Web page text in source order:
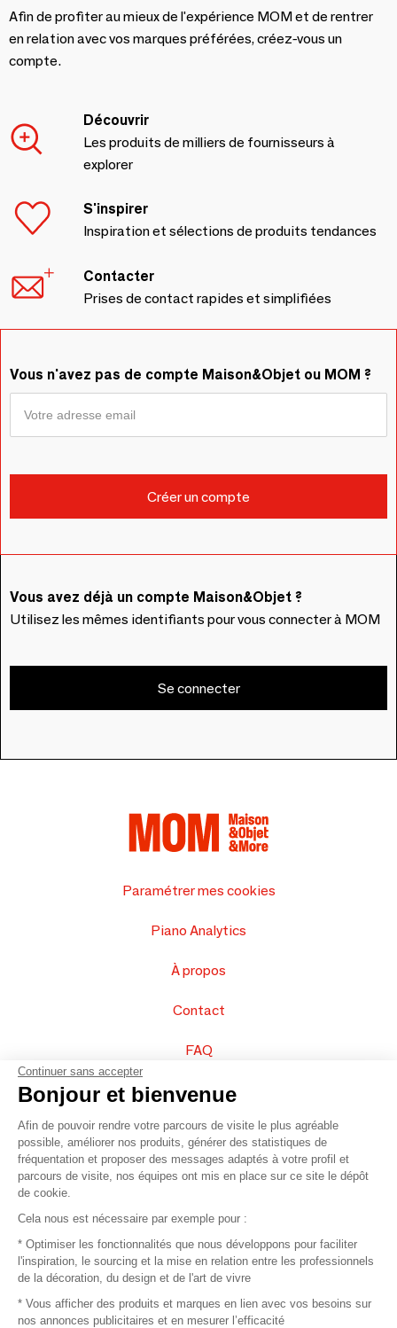
Afin de profiter au mieux de l'expérience MOM et de rentrer
en relation avec vos marques préférées, créez-vous un
compte.
Découvrir
Les produits de milliers de fournisseurs à
explorer
S'inspirer
Inspiration et sélections de produits tendances
Contacter
Prises de contact rapides et simplifiées
Vous n'avez pas de compte Maison&Objet ou MOM ?
Vous avez déjà un compte Maison&Objet ?
Utilisez les mêmes identifiants pour vous connecter à MOM
Se connecter
Paramétrer mes cookies
Piano Analytics
À propos
Contact
FAQ
Vendez vos produits
Plan du site
© 2016 –Organisation SAFI
Recrutement
Continuer sans accepter
Bonjour et bienvenue
Afin de pouvoir rendre votre parcours de visite le plus agréable
possible, améliorer nos produits, générer des statistiques de
fréquentation et proposer des messages adaptés à votre profil et
parcours de visite, nos équipes ont mis en place sur ce site le dépôt
de cookie.
Cela nous est nécessaire par exemple pour :
* Optimiser les fonctionnalités que nous développons pour faciliter
l'inspiration, le sourcing et la mise en relation entre les professionnels
de la décoration, du design et de l'art de vivre
* Vous afficher des produits et marques en lien avec vos besoins sur
nos annonces publicitaires et en mesurer l’efficacité